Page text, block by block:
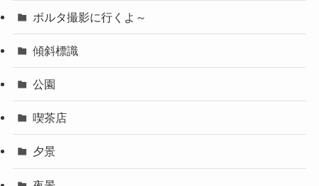
ボルタ撮影に行くよ～
傾斜標識
公園
喫茶店
夕景